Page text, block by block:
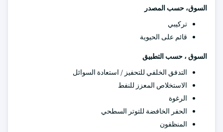
السوق، حسب المصدر
تركيبي
قائم على الحيوية
السوق ، حسب التطبيق
التدفق الخلفي للتحفيز / استعادة السوائل
الاستخلاص المعزز للنفط
الرغوة
الحفر الخافضة للتوتر السطحي
المنظفون